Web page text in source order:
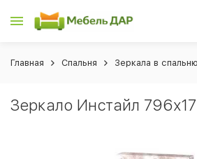
Главная Спальня Зеркала в спальню
Зеркало Инстайл